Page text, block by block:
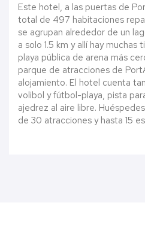
Este hotel, a las puertas de
total de 497 habitaciones
se agrupan alrededor de un
a solo 1.5 km y allí hay
playa pública de arena más
parque de atracciones de
alojamiento. El hotel cuenta
volibol y fútbol-playa, pista
ajedrez al aire libre.
de 30 atracciones y hasta 15